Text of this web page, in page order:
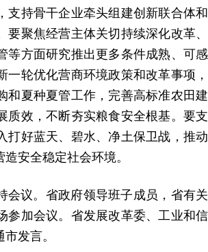
支持骨干企业牵头组建创新联合体
要聚焦经营主体关切持续深化改革
等方面研究推出更多条件成熟、可
一轮优化营商环境政策和改革事项
和夏种夏管工作，完善高标准农田
质效，不断夯实粮食安全根基。要
打好蓝天、碧水、净土保卫战，推
安全稳定社会环境。
会议。省政府领导班子成员，省有
参加会议。省发展改革委、工业和
发言。